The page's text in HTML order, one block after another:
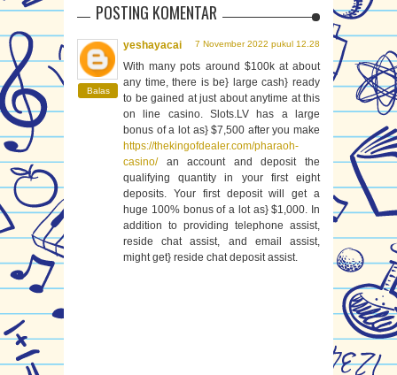
POSTING KOMENTAR
yeshayacai 7 November 2022 pukul 12.28
With many pots around $100k at about
any time, there is be} large cash} ready
to be gained at just about anytime at this
on line casino. Slots.LV has a large
bonus of a lot as} $7,500 after you make
https://thekingofdealer.com/pharaoh-
casino/an account and deposit the
qualifying quantity in your first eight
deposits. Your first deposit will get a
huge 100% bonus of a lot as} $1,000. In
addition to providing telephone assist,
reside chat assist, and email assist,
might get} reside chat deposit assist.
Balas